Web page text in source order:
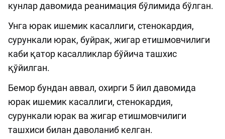
кунлар давомида реанимация бўлимида бўлган.
Унга юрак ишемик касаллиги, стенокардия,
сурункали юрак, буйрак, жигар етишмовчилиги
каби қатор касалликлар бўйича ташхис
қўйилган.
Бемор бундан аввал, охирги 5 йил давомида
юрак ишемик касаллиги, стенокардия,
сурункали юрак ва жигар етишмовчилиги
ташхиси билан даволаниб келган.